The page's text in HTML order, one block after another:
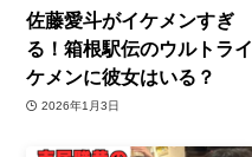
佐藤愛斗がイケメンすぎ
る！箱根駅伝のウルトライ
ケメンに彼女はいる？
2026年1月3日